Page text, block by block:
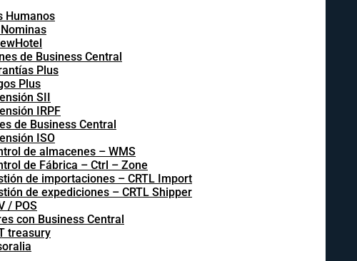
Humanos
de Business Central
Plus
Plus
SII
IRPF
de Business Central
ISO
de almacenes – WMS
de Fábrica – Ctrl – Zone
de importaciones – CRTL Import
de expediciones – CRTL Shipper
/ POS
con Business Central
treasury